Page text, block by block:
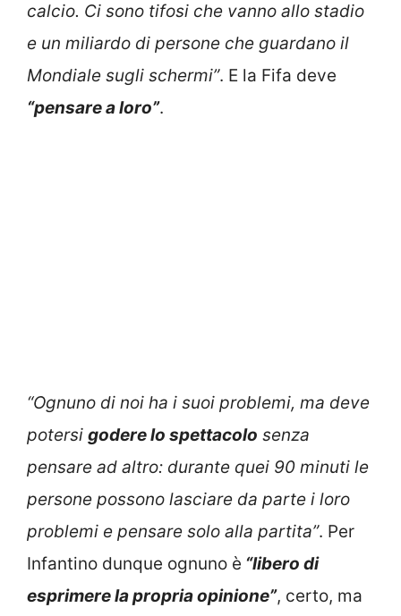
calcio. Ci sono tifosi che vanno allo stadio
e un miliardo di persone che guardano il
Mondiale sugli schermi”. E la Fifa deve
“pensare a loro”.
“Ognuno di noi ha i suoi problemi, ma deve
potersi godere lo spettacolo senza
pensare ad altro: durante quei 90 minuti le
persone possono lasciare da parte i loro
problemi e pensare solo alla partita”. Per
Infantino dunque ognuno è “libero di
esprimere la propria opinione”, certo, ma